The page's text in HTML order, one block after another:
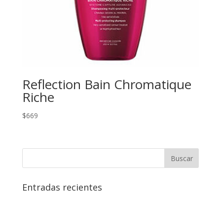
Reflection Bain Chromatique
Riche
$669
Entradas recientes